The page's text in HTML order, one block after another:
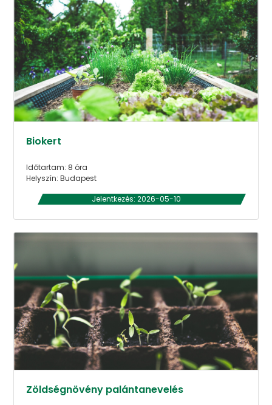
Biokert
Időtartam: 8 óra
Helyszín: Budapest
Jelentkezés: 2026-05-10
Zöldségnövény palántanevelés